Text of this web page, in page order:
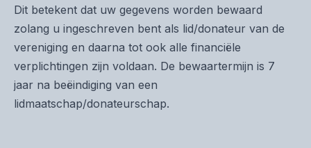
Dit betekent dat uw gegevens worden bewaard
zolang u ingeschreven bent als lid/donateur van de
vereniging en daarna tot ook alle financiële
verplichtingen zijn voldaan. De bewaartermijn is 7
jaar na beëindiging van een
lidmaatschap/donateurschap.